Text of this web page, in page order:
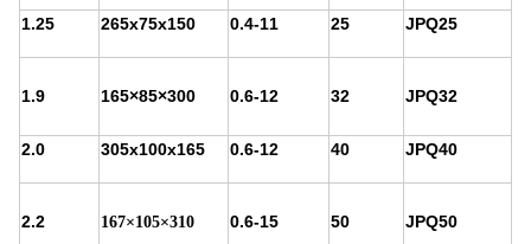
JPQ25
25
0.4-11
265x75x150
1.25
JPQ32
32
0.6-12
300×85×165
1.9
JPQ40
40
0.6-12
305x100x165
2.0
JPQ50
50
0.6-15
310×105×167
2.2